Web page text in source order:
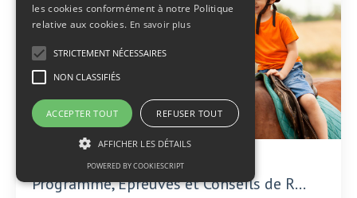
Galop 1 : Guide Complet 2025 -
Programme, Épreuves et Conseils de R...
les cookies conformément à notre Politique
relative aux cookies. En savoir plus
STRICTEMENT NÉCESSAIRES
NON CLASSIFIÉS
ACCEPTER TOUT REFUSER TOUT
AFFICHER LES DÉTAILS
POWERED BY COOKIESCRIPT